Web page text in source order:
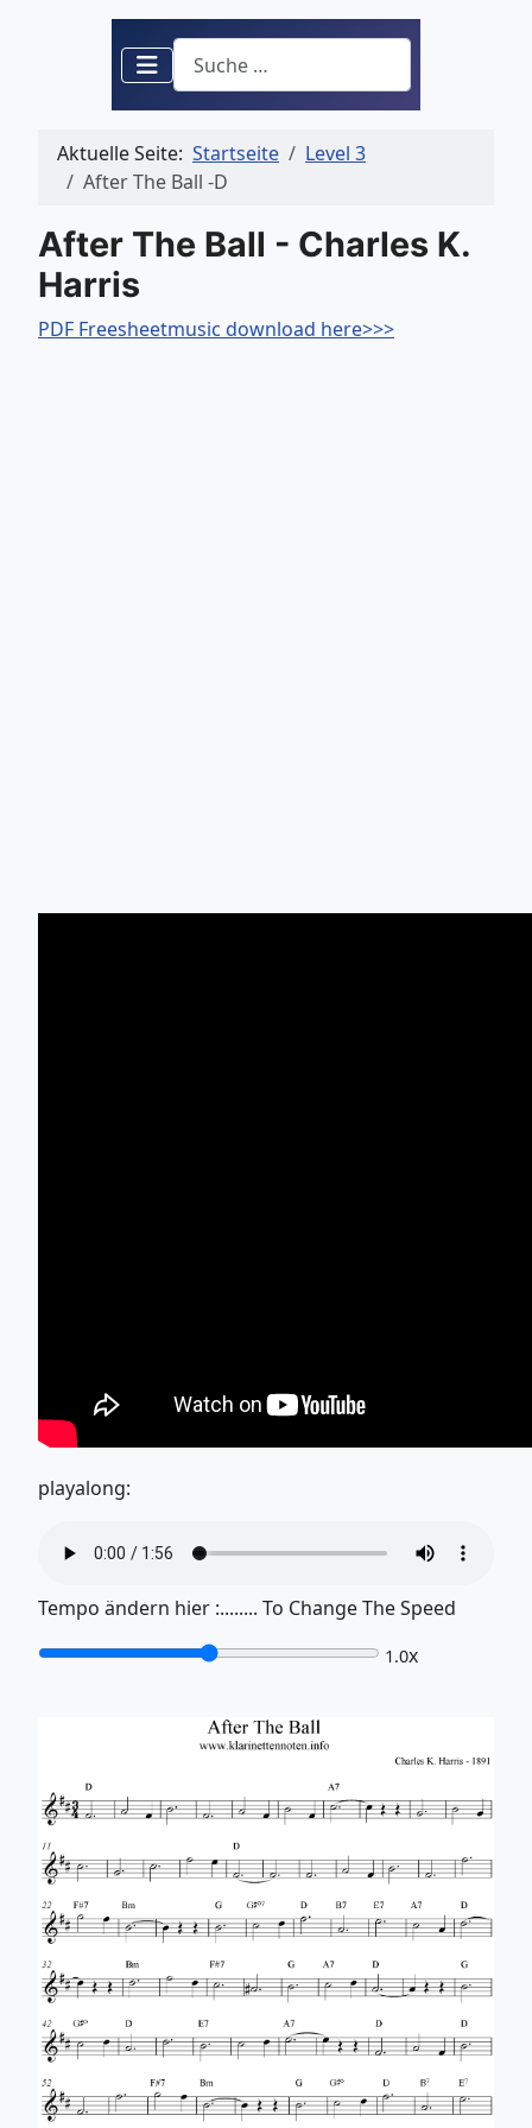
Suchen
Aktuelle Seite: Startseite
Level 3
After The Ball -D
After The Ball - Charles K.
Harris
PDF Freesheetmusic download here>>>
playalong:
Tempo ändern hier :........ To Change The Speed
1.0x